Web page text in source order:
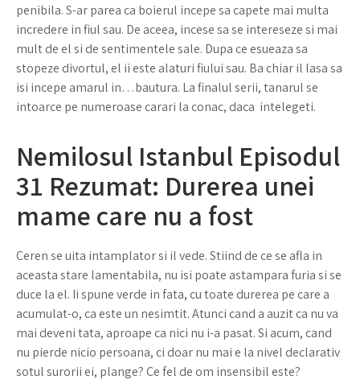
penibila. S-ar parea ca boierul incepe sa capete mai multa
incredere in fiul sau. De aceea, incese sa se intereseze si mai
mult de el si de sentimentele sale. Dupa ce esueaza sa
stopeze divortul, el ii este alaturi fiului sau. Ba chiar il lasa sa
isi incepe amarul in…bautura. La finalul serii, tanarul se
intoarce pe numeroase carari la conac, daca intelegeti.
Nemilosul Istanbul Episodul
31 Rezumat: Durerea unei
mame care nu a fost
Ceren se uita intamplator si il vede. Stiind de ce se afla in
aceasta stare lamentabila, nu isi poate astampara furia si se
duce la el. Ii spune verde in fata, cu toate durerea pe care a
acumulat-o, ca este un nesimtit. Atunci cand a auzit ca nu va
mai deveni tata, aproape ca nici nu i-a pasat. Si acum, cand
nu pierde nicio persoana, ci doar nu mai e la nivel declarativ
sotul surorii ei, plange? Ce fel de om insensibil este?